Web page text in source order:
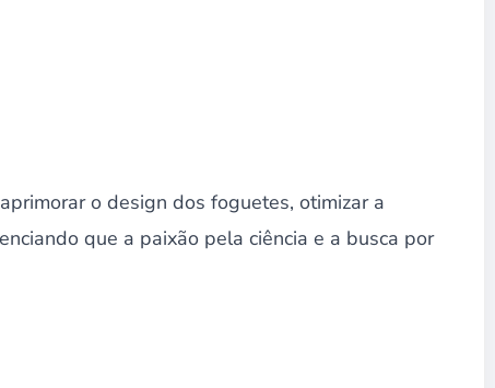
o design dos foguetes, otimizar a
que a paixão pela ciência e a busca por